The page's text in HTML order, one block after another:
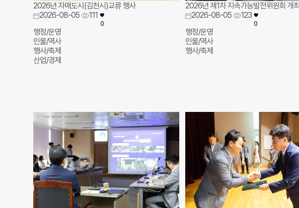
2026년 자매도시(김천시)교류 행사
2026-08-05
111
0
행정/운영
인물/역사
행사/축제
산업/경제
2026년 제1차 지속가능발전위원회 개최
2026-08-05
123
0
행정/운영
인물/역사
행사/축제